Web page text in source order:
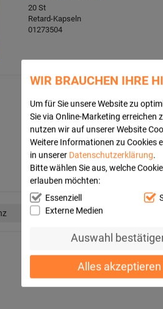
WIR BRAUCHEN IHRE
Um für Sie unsere Website zu
Sie via Online-Marketing erreichen
nutzen wir auf unserer Website
Weitere Informationen zu Cookies
in unserer Datenschutzerklärung.
Bitte wählen Sie aus, welche
erlauben möchten:
Essenziell
Externe Medien
Auswahl
Alles akzeptieren
20 St
Retard-Kapseln
01273504
VENOSTASIN retard
Docpharm GmbH
St
Retard-Kapseln
00073217